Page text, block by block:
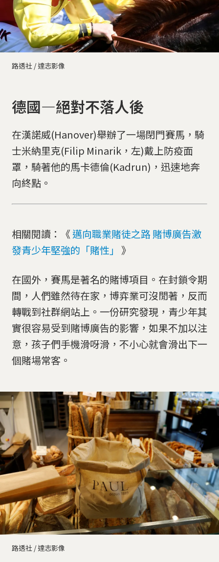
路透社 / 達志影像
德國—絕對不落人後
在漢諾威(Hanover)舉辦了一場閉門賽馬，騎
士米納里克(Filip Minarik，左)戴上防疫面
罩，騎著他的馬卡德倫(Kadrun)，迅速地奔
向終點。
相關閱讀：《邁向職業賭徒之路 賭博廣告激
發青少年堅強的「賭性」
》
在國外，賽馬是著名的賭博項目。在封鎖令期
間，人們雖然待在家，博弈業可沒閒著，反而
轉戰到社群網站上。一份研究發現，青少年其
實很容易受到賭博廣告的影響，如果不加以注
意，孩子們手機滑呀滑，不小心就會滑出下一
個賭場常客。
路透社 / 達志影像